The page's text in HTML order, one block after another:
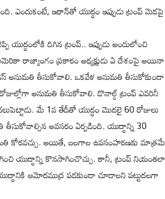
ఎందుకంటే, ఇరాన్‌తో యుద్ధం ఇప్పుడు ట్రంప్‌ మెడపై
యుద్ధంలోకి దిగిన ట్రంప్‌.. ఇప్పుడు అందులోంచి
రాజ్యాంగం ప్రకారం అధ్యక్షుడు ఏ దేశంపై అయినా
అనుమతి తీసుకోవాలి. ఒకవేళ అనుమతి తీసుకోకుండా
అనుమతి తీసుకోవాలి. డొనాల్డ్ ట్రంప్‌ ఎవరినీ
మే 1వ తేదీతో యుద్ధం మొదలై 60 రోజులు
తీసుకోవాల్సిన అవసరం ఏర్పడింది. యుద్ధాన్ని 30
కోరవచ్చు. అయితే, బలగాల ఉపసంహరణకు మాత్రమే
యుద్ధాన్ని కొనసాగించొచ్చు. కానీ, ట్రంప్‌ నియంతలా
యుద్ధానికి ఆమోదముద్ర పడకుండా చూడాలని పట్టుదలగా